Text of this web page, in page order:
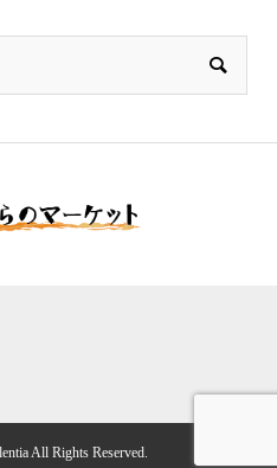
All Rights Reserved.